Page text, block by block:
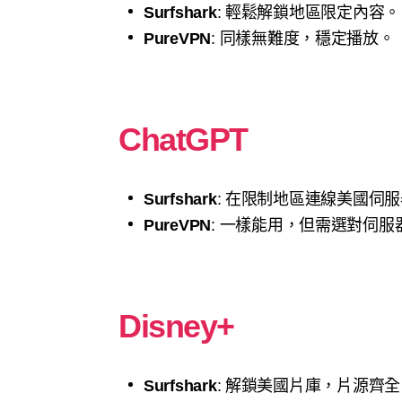
Surfshark: 輕鬆解鎖地區限定內容。
PureVPN: 同樣無難度，穩定播放。
ChatGPT
Surfshark: 在限制地區連線美國伺服
PureVPN: 一樣能用，但需選對伺服
Disney+
Surfshark: 解鎖美國片庫，片源齊全